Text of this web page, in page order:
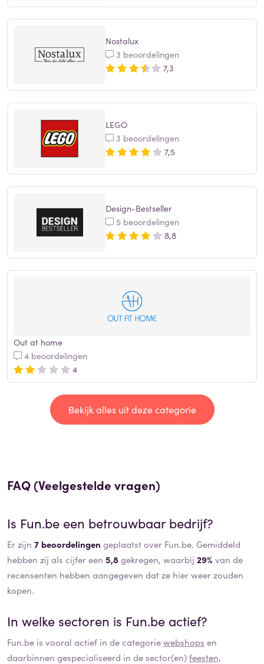
Nostalux
3 beoordelingen
7,3
LEGO
3 beoordelingen
7,5
Design-Bestseller
5 beoordelingen
8,8
Out at home
4 beoordelingen
4
Bekijk alles uit deze categorie
FAQ (Veelgestelde vragen)
Is Fun.be een betrouwbaar bedrijf?
Er zijn 7 beoordelingen geplaatst over Fun.be. Gemiddeld
hebben zij als cijfer een 5,8gekregen, waarbij 29% van de
recensenten hebben aangegeven dat ze hier weer zouden
kopen.
In welke sectoren is Fun.be actief?
Fun.be is vooral actief in de categoriewebshops en
daarbinnen gespecialiseerd in de sector(en)feesten,